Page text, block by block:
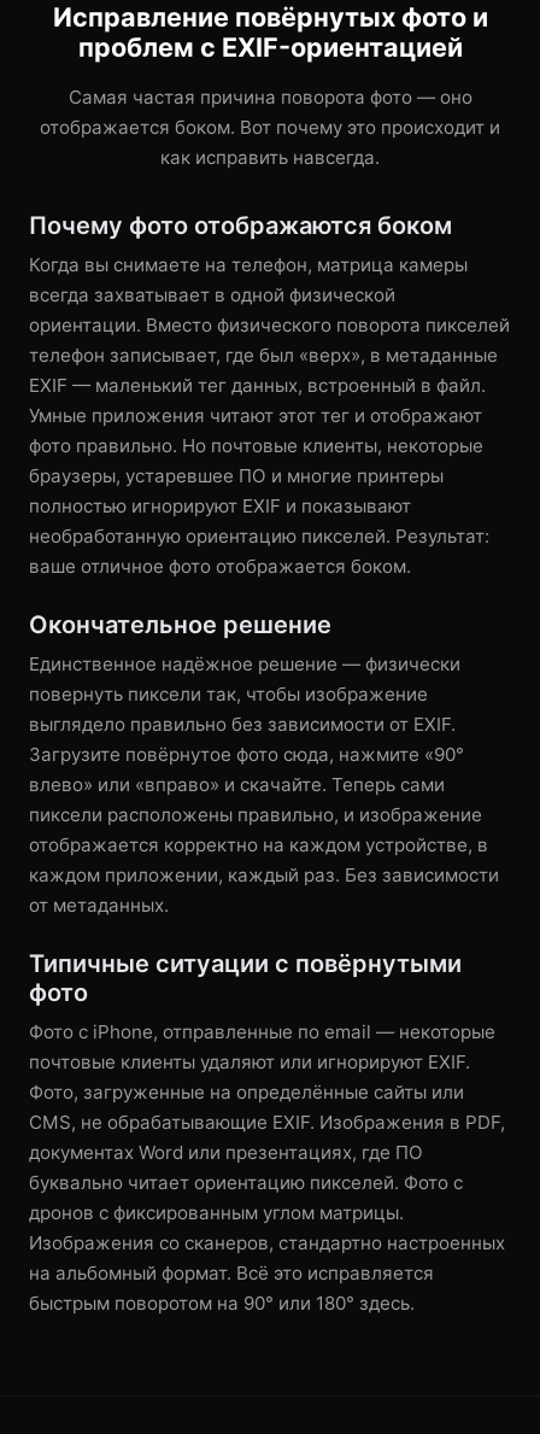
Исправление повёрнутых фото и
проблем с EXIF-ориентацией
Самая частая причина поворота фото — оно
отображается боком. Вот почему это происходит и
как исправить навсегда.
Почему фото отображаются боком
Когда вы снимаете на телефон, матрица камеры
всегда захватывает в одной физической
ориентации. Вместо физического поворота пикселей
телефон записывает, где был «верх», в метаданные
EXIF — маленький тег данных, встроенный в файл.
Умные приложения читают этот тег и отображают
фото правильно. Но почтовые клиенты, некоторые
браузеры, устаревшее ПО и многие принтеры
полностью игнорируют EXIF и показывают
необработанную ориентацию пикселей. Результат:
ваше отличное фото отображается боком.
Окончательное решение
Единственное надёжное решение — физически
повернуть пиксели так, чтобы изображение
выглядело правильно без зависимости от EXIF.
Загрузите повёрнутое фото сюда, нажмите «90°
влево» или «вправо» и скачайте. Теперь сами
пиксели расположены правильно, и изображение
отображается корректно на каждом устройстве, в
каждом приложении, каждый раз. Без зависимости
от метаданных.
Типичные ситуации с повёрнутыми
фото
Фото с iPhone, отправленные по email — некоторые
почтовые клиенты удаляют или игнорируют EXIF.
Фото, загруженные на определённые сайты или
CMS, не обрабатывающие EXIF. Изображения в PDF,
документах Word или презентациях, где ПО
буквально читает ориентацию пикселей. Фото с
дронов с фиксированным углом матрицы.
Изображения со сканеров, стандартно настроенных
на альбомный формат. Всё это исправляется
быстрым поворотом на 90° или 180° здесь.